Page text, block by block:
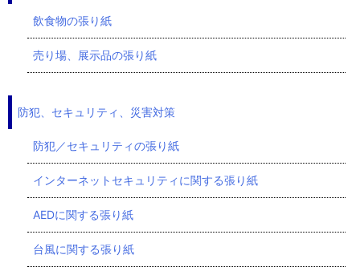
飲食物の張り紙
売り場、展示品の張り紙
防犯、セキュリティ、災害対策
防犯／セキュリティの張り紙
インターネットセキュリティに関する張り紙
AEDに関する張り紙
台風に関する張り紙